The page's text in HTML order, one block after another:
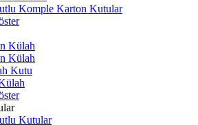
Komple Karton Kutular
Külah
Külah
Kutu
Kutular